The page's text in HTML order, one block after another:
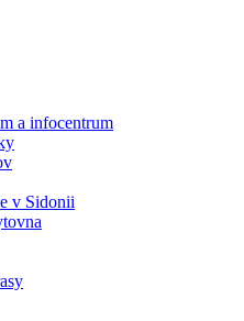
a infocentrum
v Sidonii